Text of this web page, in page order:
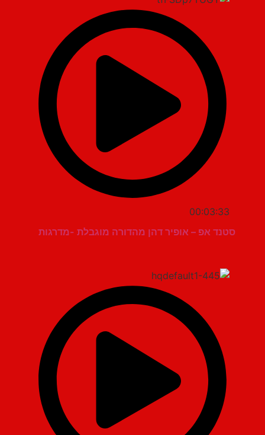
00:03:33
סטנד אפ – אופיר דהן מהדורה מוגבלת -מדרגות